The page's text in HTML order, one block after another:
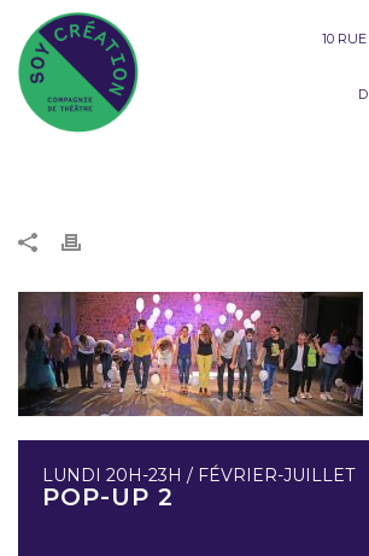
10
LUNDI 20H-23H / FÉVRIER-JUILLET
POP-UP 2